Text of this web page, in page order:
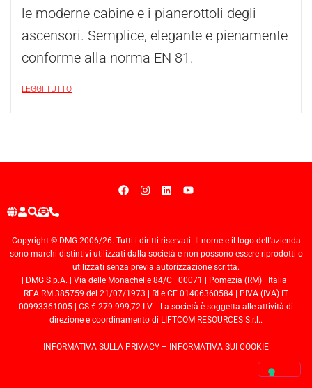
le moderne cabine e i pianerottoli degli
ascensori. Semplice, elegante e pienamente
conforme alla norma EN 81.
LEGGI TUTTO
Copyright © DMG 2006/26. Tutti i diritti riservati. Il nome e il logo dell'azienda
sono marchi distintivi utilizzati dalla società e non possono essere riprodotti o
utilizzati senza previa autorizzazione scritta.
| DMG S.p.A. | Via delle Monachelle 84/C | 00071 | Pomezia (RM) | Italia |
REA RM 385759 del 21/07/1973 | RI e CF 01406360584 | PIVA (IVA) IT
00993361005 | CS € 279.999,72 I.V. | La società è soggetta alle attività di
direzione e coordinamento di LIFTCOM RESOURCES S.r.l..
INFORMATIVA SULLA PRIVACY – INFORMATIVA SUI COOKIE